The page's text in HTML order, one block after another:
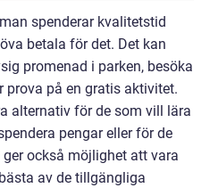
spenderar kvalitetstid
betala för det. Det kan
promenad i parken, besöka
prova på en gratis aktivitet.
alternativ för de som vill lära
pengar eller för de
också möjlighet att vara
av de tillgängliga